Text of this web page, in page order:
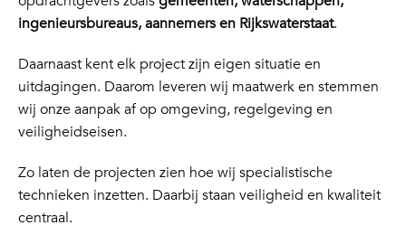
ingenieursbureaus, aannemers en Rijkswaterstaat.
Daarnaast kent elk project zijn eigen situatie en
uitdagingen. Daarom leveren wij maatwerk en stemmen
wij onze aanpak af op omgeving, regelgeving en
veiligheidseisen.
Zo laten de projecten zien hoe wij specialistische
technieken inzetten. Daarbij staan veiligheid en kwaliteit
centraal.